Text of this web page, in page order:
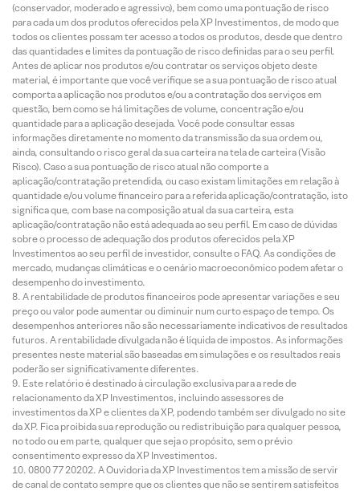
(conservador, moderado e agressivo), bem como uma pontuação de risco
para cada um dos produtos oferecidos pela XP Investimentos, de modo que
todos os clientes possam ter acesso a todos os produtos, desde que dentro
das quantidades e limites da pontuação de risco definidas para o seu perfil.
Antes de aplicar nos produtos e/ou contratar os serviços objeto deste
material, é importante que você verifique se a sua pontuação de risco atual
comporta a aplicação nos produtos e/ou a contratação dos serviços em
questão, bem como se há limitações de volume, concentração e/ou
quantidade para a aplicação desejada. Você pode consultar essas
informações diretamente no momento da transmissão da sua ordem ou,
ainda, consultando o risco geral da sua carteira na tela de carteira (Visão
Risco). Caso a sua pontuação de risco atual não comporte a
aplicação/contratação pretendida, ou caso existam limitações em relação à
quantidade e/ou volume financeiro para a referida aplicação/contratação, isto
significa que, com base na composição atual da sua carteira, esta
aplicação/contratação não está adequada ao seu perfil. Em caso de dúvidas
sobre o processo de adequação dos produtos oferecidos pela XP
Investimentos ao seu perfil de investidor, consulte o FAQ. As condições de
mercado, mudanças climáticas e o cenário macroeconômico podem afetar o
desempenho do investimento.
A rentabilidade de produtos financeiros pode apresentar variações e seu
preço ou valor pode aumentar ou diminuir num curto espaço de tempo. Os
desempenhos anteriores não são necessariamente indicativos de resultados
futuros. A rentabilidade divulgada não é líquida de impostos. As informações
presentes neste material são baseadas em simulações e os resultados reais
poderão ser significativamente diferentes.
Este relatório é destinado à circulação exclusiva para a rede de
relacionamento da XP Investimentos, incluindo assessores de
investimentos da XP e clientes da XP, podendo também ser divulgado no site
da XP. Fica proibida sua reprodução ou redistribuição para qualquer pessoa,
no todo ou em parte, qualquer que seja o propósito, sem o prévio
consentimento expresso da XP Investimentos.
0800 77 20202. A Ouvidoria da XP Investimentos tem a missão de servir
de canal de contato sempre que os clientes que não se sentirem satisfeitos